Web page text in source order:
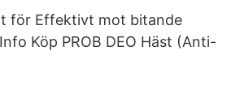
för Effektivt mot bitande
Köp PROB DEO Häst (Anti-